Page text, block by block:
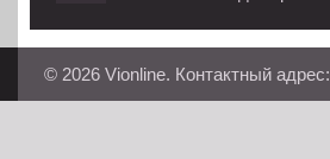
© 2026 Vionline. Контактный адрес: